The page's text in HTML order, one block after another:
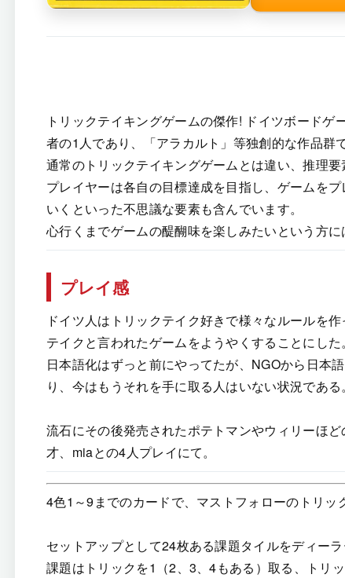
トリックテイキングゲームの傑作! ドイツボード
者の1人であり、「アラカルト」等独創的な作品群
通常のトリックテイキングゲームとは違い、推理要
プレイヤーは各自の目標達成を目指し、ゲームを
いくといった不思議な要素も含んでいます。
心行くまでゲームの醍醐味を楽しみたいという方
プレイ感
ドイツ人はトリックテイク好きで様々なルールを
テイクと言われたゲームをようやくすることにした。
日本語化はずっと前にやってたが、NGOから日本
り、今はもうそれを手に取る人はいない状況である
流石にその後発売されたポテトマンやウィリーほ
才、miaとの4人プレイにて。
4色1～9までのカードで、マストフォローのトリッ
セットアップとして24枚ある課題タイルをディーラ
課題はトリックを1（2、3、4もある）取る、トリ